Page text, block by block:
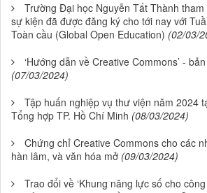
Trường Đại học Nguyễn Tất Thành
sự kiện đã được đăng ký cho tới nay với
Toàn cầu (Global Open Education) (02/03/
‘Hướng dẫn về Creative Commons’ -
(07/03/2024)
Tập huấn nghiệp vụ thư viện năm 2024
Tổng hợp TP. Hồ Chí Minh (08/03/2024)
Chứng chỉ Creative Commons cho các
hàn lâm, và văn hóa mở (09/03/2024)
Trao đổi về ‘Khung năng lực số cho